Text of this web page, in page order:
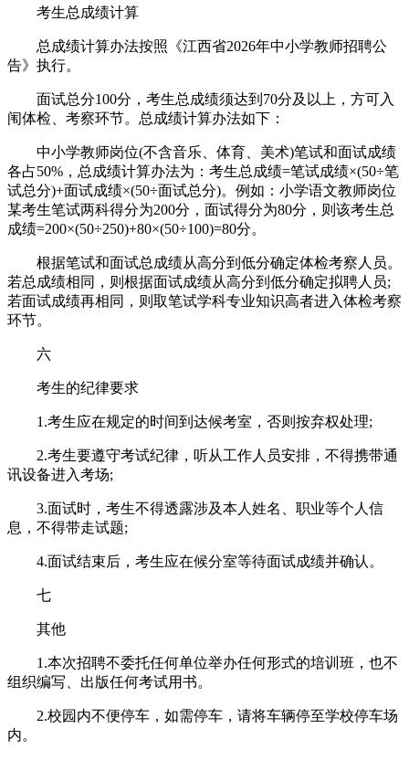
考生总成绩计算
总成绩计算办法按照《江西省2026年中小学教师招聘公
告》执行。
面试总分100分，考生总成绩须达到70分及以上，方可入
闱体检、考察环节。总成绩计算办法如下：
中小学教师岗位(不含音乐、体育、美术)笔试和面试成绩
各占50%，总成绩计算办法为：考生总成绩=笔试成绩×(50÷笔
试总分)+面试成绩×(50÷面试总分)。例如：小学语文教师岗位
某考生笔试两科得分为200分，面试得分为80分，则该考生总
成绩=200×(50÷250)+80×(50÷100)=80分。
根据笔试和面试总成绩从高分到低分确定体检考察人员。
若总成绩相同，则根据面试成绩从高分到低分确定拟聘人员;
若面试成绩再相同，则取笔试学科专业知识高者进入体检考察
环节。
六
考生的纪律要求
1.考生应在规定的时间到达候考室，否则按弃权处理;
2.考生要遵守考试纪律，听从工作人员安排，不得携带通
讯设备进入考场;
3.面试时，考生不得透露涉及本人姓名、职业等个人信
息，不得带走试题;
4.面试结束后，考生应在候分室等待面试成绩并确认。
七
其他
1.本次招聘不委托任何单位举办任何形式的培训班，也不
组织编写、出版任何考试用书。
2.校园内不便停车，如需停车，请将车辆停至学校停车场
内。